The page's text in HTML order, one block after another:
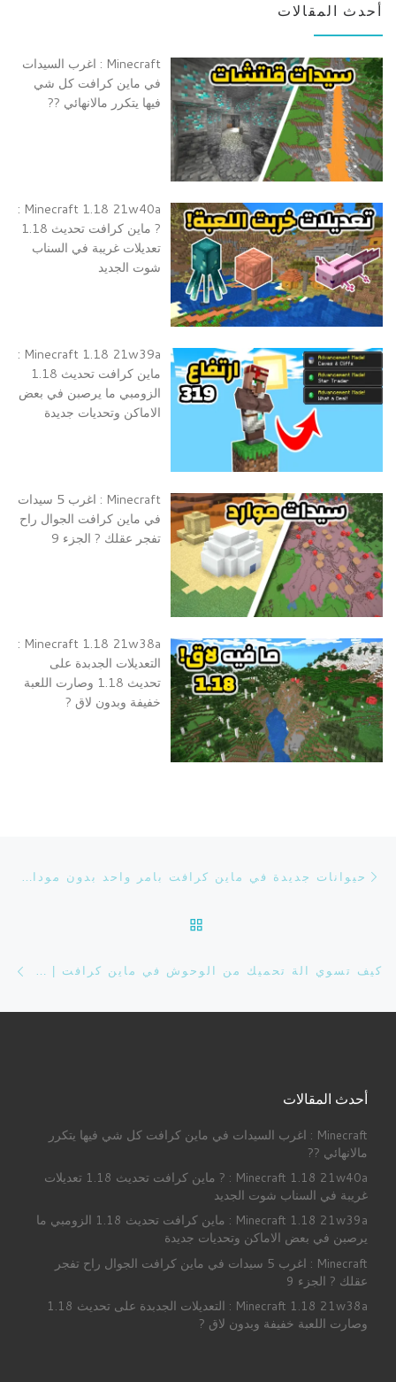
أحدث المقالات
Minecraft : اغرب السيدات
في ماين كرافت كل شي
فيها يتكرر مالانهائي ??
Minecraft 1.18 21w40a :
? ماين كرافت تحديث 1.18
تعديلات غريبة في السناب
شوت الجديد
Minecraft 1.18 21w39a :
ماين كرافت تحديث 1.18
الزومبي ما يرصبن في بعض
الاماكن وتحديات جديدة
Minecraft : اغرب 5 سيدات
في ماين كرافت الجوال راح
تفجر عقلك ? الجزء 9
Minecraft 1.18 21w38a :
التعديلات الجدبدة على
تحديث 1.18 وصارت اللعبة
خفيفة وبدون لاق ?
تصفح التدوينة
BACK TO POST LIST
كيف تسوي الة تحميك من الوحوش في ماين كرافت | MINECRAFT
أحدث المقالات
Minecraft : اغرب السيدات في ماين كرافت كل شي فيها يتكرر
مالانهائي ??
Minecraft 1.18 21w40a : ? ماين كرافت تحديث 1.18 تعديلات
غريبة في السناب شوت الجديد
Minecraft 1.18 21w39a : ماين كرافت تحديث 1.18 الزومبي ما
يرصبن في بعض الاماكن وتحديات جديدة
Minecraft : اغرب 5 سيدات في ماين كرافت الجوال راح تفجر
عقلك ? الجزء 9
Minecraft 1.18 21w38a : التعديلات الجدبدة على تحديث 1.18
وصارت اللعبة خفيفة وبدون لاق ?